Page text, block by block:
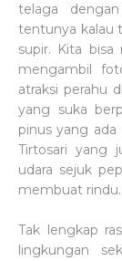
telaga
tentunya kalau
supir. Kita bisa
mengambil
atraksi perahu
yang suka
pinus yang
Tirtosari yang
udara sejuk
membuat rindu.
Tak lengkap
lingkungan